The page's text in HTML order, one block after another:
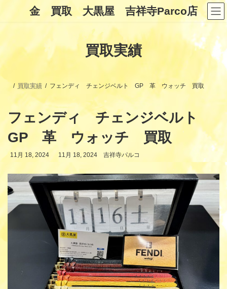
ン
キ
ッ
ー
に
移
金 買取 大黒屋 吉祥寺Parco店
買取実績
買取実績 フェンディ チェンジベルト GP 革 ウォッチ 買取
フェンディ チェンジベルト
GP 革 ウォッチ 買取
11月 18, 2024
最
新
日
時
:
11月 18, 2024 吉祥寺パルコ